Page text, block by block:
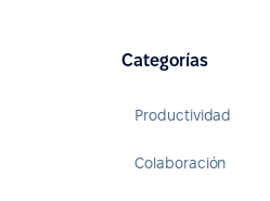
Categorías
Productividad
Colaboración